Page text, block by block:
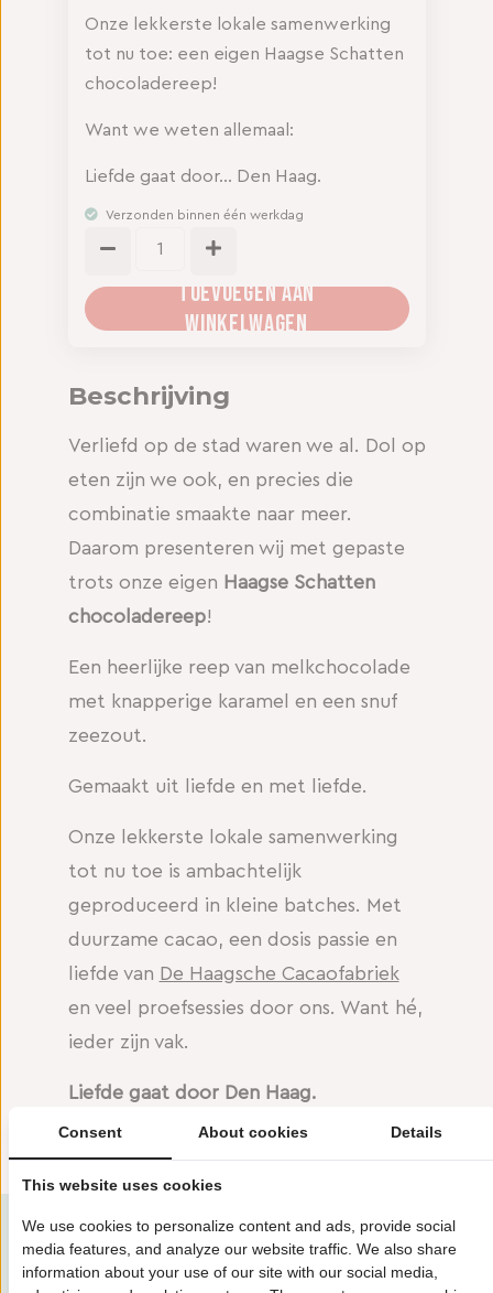
Onze lekkerste lokale samenwerking
tot nu toe: een eigen Haagse Schatten
chocoladereep!
Want we weten allemaal:
Liefde gaat door… Den Haag.
Verzonden binnen één werkdag
TOEVOEGEN AAN
WINKELWAGEN
Beschrijving
Verliefd op de stad waren we al. Dol op
eten zijn we ook, en precies die
combinatie smaakte naar meer.
Daarom presenteren wij met gepaste
trots onze eigen Haagse Schatten
chocoladereep!
Een heerlijke reep van melkchocolade
met knapperige karamel en een snuf
zeezout.
Gemaakt uit liefde en met liefde.
Onze lekkerste lokale samenwerking
tot nu toe is ambachtelijk
geproduceerd in kleine batches. Met
duurzame cacao, een dosis passie en
liefde van De Haagsche Cacaofabriek
en veel proefsessies door ons. Want hé,
ieder zijn vak.
Liefde gaat door Den Haag.
En dat proef je.
Consent About cookies Details
This website uses cookies
We use cookies to personalize content and ads, provide social
media features, and analyze our website traffic. We also share
information about your use of our site with our social media,